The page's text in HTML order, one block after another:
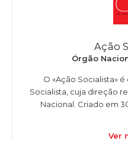
Ação
Órgão
O «Ação Socialista»
Socialista, cuja direção
Nacional. Criado em
Ver